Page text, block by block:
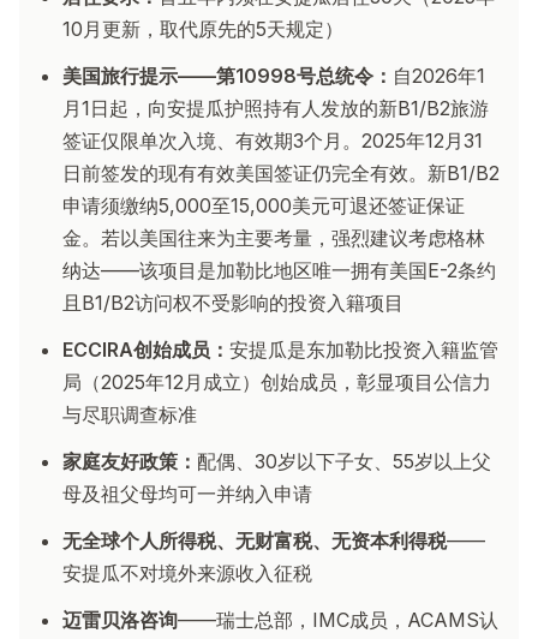
10月更新，取代原先的5天规定）
美国旅行提示——第10998号总统令： 自2026年1
月1日起，向安提瓜护照持有人发放的新B1/B2旅游
签证仅限单次入境、有效期3个月。2025年12月31
日前签发的现有有效美国签证仍完全有效。新B1/B2
申请须缴纳5,000至15,000美元可退还签证保证
金。若以美国往来为主要考量，强烈建议考虑格林
纳达——该项目是加勒比地区唯一拥有美国E-2条约
且B1/B2访问权不受影响的投资入籍项目
ECCIRA创始成员： 安提瓜是东加勒比投资入籍监管
局（2025年12月成立）创始成员，彰显项目公信力
与尽职调查标准
家庭友好政策： 配偶、30岁以下子女、55岁以上父
母及祖父母均可一并纳入申请
无全球个人所得税、无财富税、无资本利得税——
安提瓜不对境外来源收入征税
迈雷贝洛咨询——瑞士总部，IMC成员，ACAMS认